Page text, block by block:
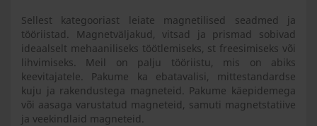
Sellest kategooriast leiate magnetilised seadmed ja
tööriistad. Magnetväljakud, vitsad ja prismad sobivad
ideaalselt mehaaniliseks töötlemiseks, st freesimiseks või
lihvimiseks. Meil on palju tööriistu, mis on abiks
keevitajatele. Pakume ka ebatavalisi, mittestandardse
kuju ja rakendustega magneteid. Pakume käepidemega
või aasaga varustatud magneteid, samuti magnetstatiive
ja veekindlaid magneteid.